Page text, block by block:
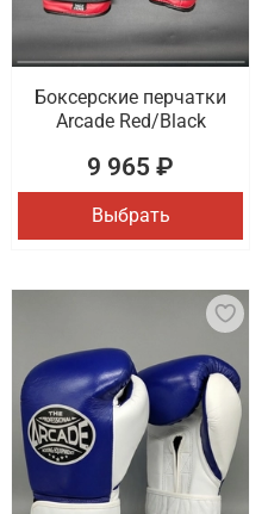
Боксерские перчатки
Arcade Red/Black
9 965 ₽
Выбрать